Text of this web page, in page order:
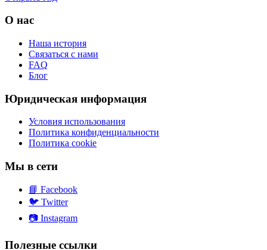
О нас
Наша история
Связаться с нами
FAQ
Блог
Юридическая информация
Условия использования
Политика конфиденциальности
Политика cookie
Мы в сети
📘 Facebook
🐦 Twitter
📷 Instagram
Полезные ссылки